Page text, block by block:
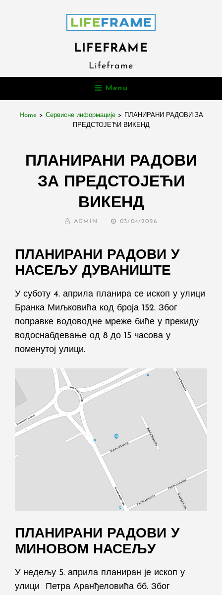
LIFEFRAME
Lifeframe
Menu
Home > Сервисне информације >
ПЛАНИРАНИ РАДОВИ ЗА
ПРЕДСТОЈЕЋИ ВИКЕНД
ПЛАНИРАНИ РАДОВИ
ЗА ПРЕДСТОЈЕЋИ
ВИКЕНД
BY ADMIN
POSTED
03/04/2026
ПЛАНИРАНИ РАДОВИ У
НАСЕЉУ ДУВАНИШТЕ
У суботу 4. априла планира се ископ у улици
Бранка Миљковића код броја 152. Због
поправке водоводне мреже биће у прекиду
водоснабдевање од 8 до 15 часова у
поменутој улици.
ПЛАНИРАНИ РАДОВИ У
МИНОВОМ НАСЕЉУ
У недељу 5. априла планиран је ископ у
улици Петра Аранђеловића бб. Због